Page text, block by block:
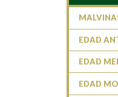
EDAD
EDAD
EDAD